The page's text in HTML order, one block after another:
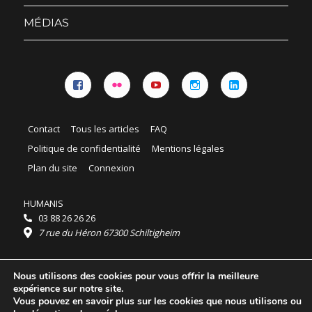
sous-
MÉDIAS
Contact Tous les articles
FAQ
Politique de confidentialité
Mentions légales
Plan du site
Connexion
HUMANIS
03 88 26 26 26
7 rue du Héron 67300 Schiltigheim
Horaires :
HUMANIS : du lundi au vendredi 9h - 18h
Ordidocaz : du lundi au vendredi 8h - 19h
© 2025 HUMANIS, tous droits réservés.
Nous utilisons des cookies pour vous offrir la meilleure
expérience sur notre site.
Vous pouvez en savoir plus sur les cookies que nous utilisons ou